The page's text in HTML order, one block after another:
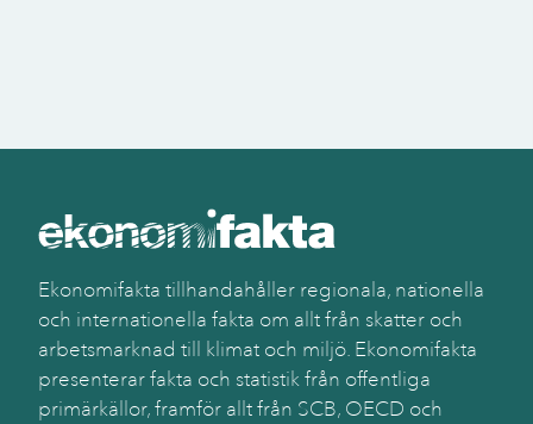
Ekonomifakta tillhandahåller regionala, nationella
och internationella fakta om allt från skatter och
arbetsmarknad till klimat och miljö. Ekonomifakta
presenterar fakta och statistik från offentliga
primärkällor, framför allt från SCB, OECD och